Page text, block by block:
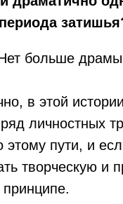
больше
в этой
личностных
пути, и
творческую